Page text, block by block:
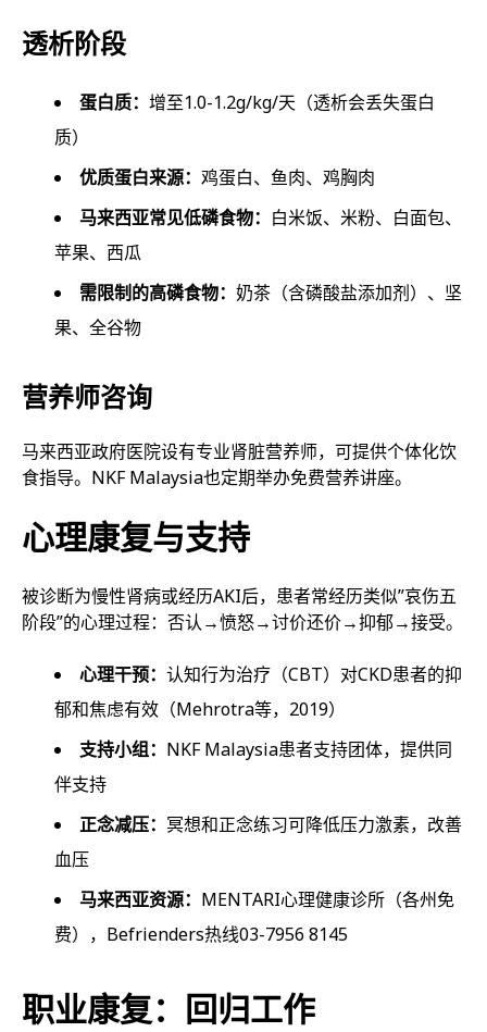
透析阶段
蛋白质： 增至1.0-1.2g/kg/天（透析会丢失蛋白
质）
优质蛋白来源： 鸡蛋白、鱼肉、鸡胸肉
马来西亚常见低磷食物： 白米饭、米粉、白面包、
苹果、西瓜
需限制的高磷食物： 奶茶（含磷酸盐添加剂）、坚
果、全谷物
营养师咨询
马来西亚政府医院设有专业肾脏营养师，可提供个体化饮
食指导。NKF Malaysia也定期举办免费营养讲座。
心理康复与支持
被诊断为慢性肾病或经历AKI后，患者常经历类似”哀伤五
阶段”的心理过程：否认→愤怒→讨价还价→抑郁→接受。
心理干预： 认知行为治疗（CBT）对CKD患者的抑
郁和焦虑有效（Mehrotra等，2019）
支持小组： NKF Malaysia患者支持团体，提供同
伴支持
正念减压： 冥想和正念练习可降低压力激素，改善
血压
马来西亚资源： MENTARI心理健康诊所（各州免
费），Befrienders热线03-7956 8145
职业康复：回归工作